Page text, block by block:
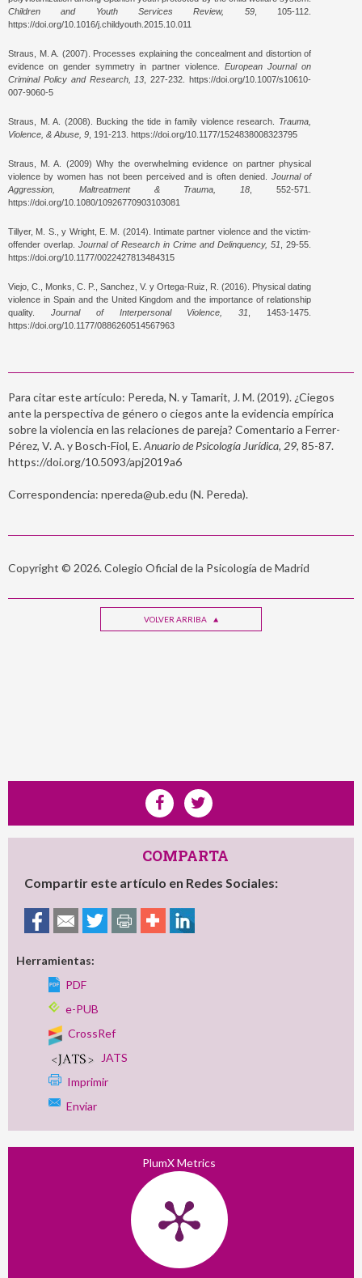
Children and Youth Services Review, 59, 105-112.
https://doi.org/10.1016/j.childyouth.2015.10.011
Straus, M. A. (2007). Processes explaining the concealment and distortion of
evidence on gender symmetry in partner violence. European Journal on
Criminal Policy and Research, 13 , 227-232. https://doi.org/10.1007/s10610-
007-9060-5
Straus, M. A. (2008). Bucking the tide in family violence research. Trauma,
Violence, & Abuse, 9 , 191-213. https://doi.org/10.1177/1524838008323795
Straus, M. A. (2009) Why the overwhelming evidence on partner physical
violence by women has not been perceived and is often denied. Journal of
Aggression, Maltreatment & Trauma, 18 , 552-571.
https://doi.org/10.1080/10926770903103081
Tillyer, M. S., y Wright, E. M. (2014). Intimate partner violence and the victim-
offender overlap. Journal of Research in Crime and Delinquency, 51 , 29-55.
https://doi.org/10.1177/0022427813484315
Viejo, C., Monks, C. P., Sanchez, V. y Ortega-Ruiz, R. (2016). Physical dating
violence in Spain and the United Kingdom and the importance of relationship
quality. Journal of Interpersonal Violence, 31 , 1453-1475.
https://doi.org/10.1177/0886260514567963
Para citar este artículo: Pereda, N. y Tamarit, J. M. (2019). ¿Ciegos
ante la perspectiva de género o ciegos ante la evidencia empírica
sobre la violencia en las relaciones de pareja? Comentario a Ferrer-
Pérez, V. A. y Bosch-Fiol, E.Anuario de Psicología Jurídica, 29, 85-87.
https://doi.org/10.5093/apj2019a6
Correspondencia: npereda@ub.edu (N. Pereda).
Copyright © 2026. Colegio Oficial de la Psicología de Madrid
VOLVER ARRIBA
COMPARTA
Compartir este artículo en Redes Sociales:
Herramientas:
PDF
e-PUB
CrossRef
JATS
Imprimir
Enviar
PlumX Metrics